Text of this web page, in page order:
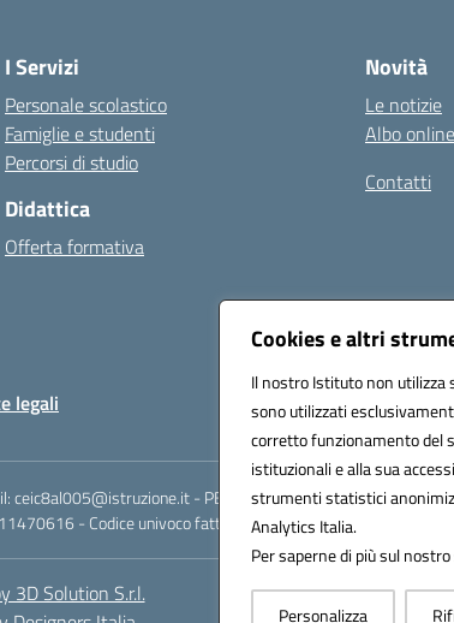
Cookies e altri
Il nostro Istituto non
sono utilizzati
corretto funzionamento del
istituzionali e alla sua
strumenti statistici
Analytics Italia.
Per saperne di più sul
Personalizza
I Servizi
Personale scolastico
Famiglie e studenti
Percorsi di studio
Didattica
Offerta formativa
Novità
Le notizie
Albo online
Contatti
legali
ceic8al005@istruzione.it - PEC: ceic8al005@pec.istruzione.it
- Codice univoco fatturazione elettronica (CUF): UF7XAK
3D Solution S.r.l.